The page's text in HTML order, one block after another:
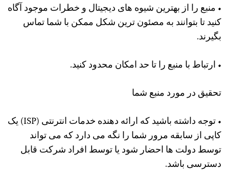
• منبع را از بهترین شیوه های دیجیتال و خطرات موجود آگاه
کنید تا بتوانند به مصئون ترین شکل ممکن با شما تماس
بگیرند.
• ارتباط با منبع را تا حد امکان محدود کنید.
تحقیق در مورد منبع شما
• توجه داشته باشید که ارائه دهنده خدمات انترنتی (ISP) یک
کاپی از سابقه مرور شما را نگه می دارد که می تواند
توسط دولت ها احضار شود یا توسط افراد شرکت قابل
دسترسی باشد.